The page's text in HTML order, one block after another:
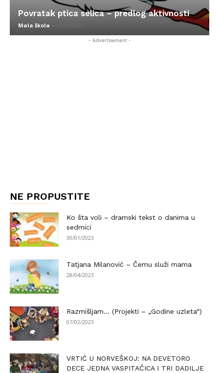
Povratak ptica selica – predlog aktivnosti
Mala škola - 11/03/2023
- Advertisement -
NE PROPUSTITE
Ko šta voli – dramski tekst o danima u
sedmici
30/01/2023
Tatjana Milanović – Čemu služi mama
28/04/2023
Razmišljam… (Projekti – „Godine uzleta“)
07/02/2023
VRTIĆ U NORVEŠKOJ: NA DEVETORO
DECE JEDNA VASPITAČICA I TRI DADILJE